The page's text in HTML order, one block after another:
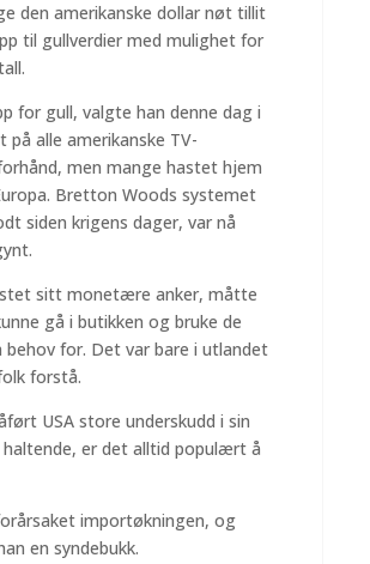
den amerikanske dollar nøt tillit
til gullverdier med mulighet for
for gull, valgte han denne dag i
alle amerikanske TV-
men mange hastet hjem
Bretton Woods systemet
siden krigens dager, var nå
sitt monetære anker, måtte
gå i butikken og bruke de
for. Det var bare i utlandet
forstå.
USA store underskudd i sin
er det alltid populært å
importøkningen, og
en syndebukk.